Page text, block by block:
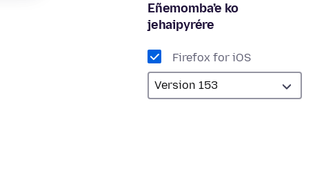
Eñemomba’e ko
jehaipyrére
Firefox for iOS